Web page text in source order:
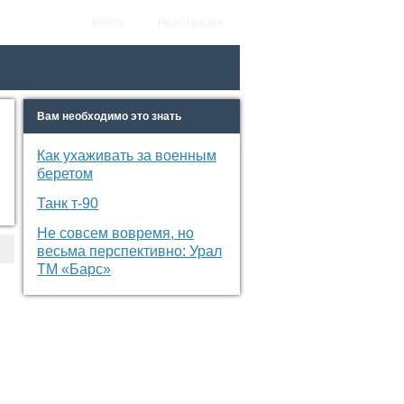
Вам необходимо это знать
Как ухаживать за военным
беретом
Танк т-90
Не совсем вовремя, но
весьма перспективно: Урал
ТМ «Барс»